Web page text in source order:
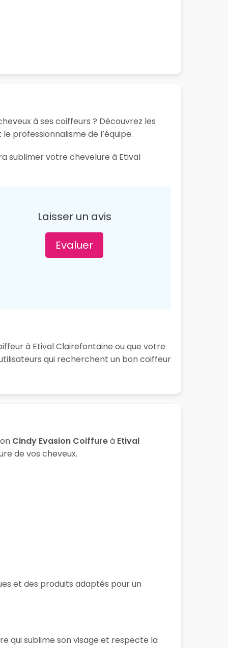
à ses coiffeurs ? Découvrez les
professionnalisme de l’équipe.
sublimer votre chevelure à Etival
Laisser un avis
Evaluer
à Etival Clairefontaine ou que votre
qui recherchent un bon coiffeur
Cindy Evasion Coiffureà Etival
de vos cheveux.
et des produits adaptés pour un
qui sublime son visage et respecte la